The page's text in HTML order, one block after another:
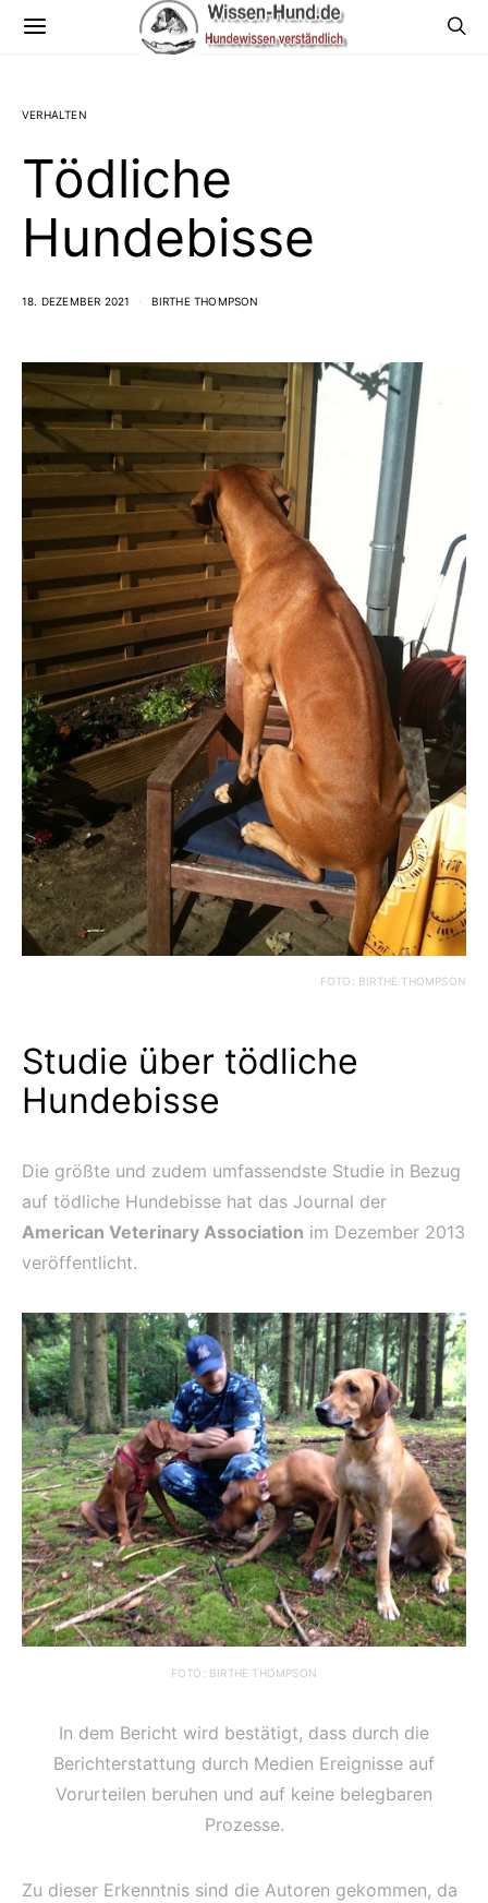
VERHALTEN
Tödliche
Hundebisse
18. DEZEMBER 2021 BIRTHE THOMPSON
FOTO: BIRTHE THOMPSON
Studie über tödliche
Hundebisse
Die größte und zudem umfassendste Studie in Bezug
auf tödliche Hundebisse hat das Journal der
American Veterinary Association im Dezember 2013
veröffentlicht.
FOTO: BIRTHE THOMPSON
In dem Bericht wird bestätigt, dass durch die
Berichterstattung durch Medien Ereignisse auf
Vorurteilen beruhen und auf keine belegbaren
Prozesse.
Zu dieser Erkenntnis sind die Autoren gekommen, da